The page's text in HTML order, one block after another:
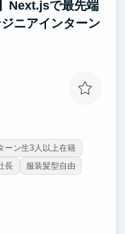
も留学先からでも
Next.jsで最先端
ニアインターン
ーン生3人以上在籍
長
服装髪型自由